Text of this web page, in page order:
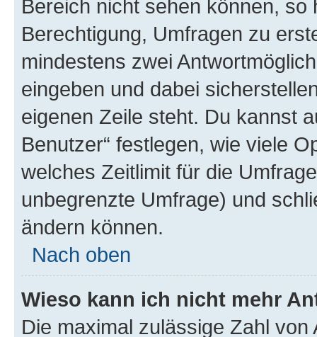
Bereich nicht sehen können,
Berechtigung, Umfragen zu
mindestens zwei
eingeben und dabei
eigenen Zeile steht. Du kannst
Benutzer“ festlegen, wie viele
welches Zeitlimit für die
unbegrenzte Umfrage) und
ändern können.
Nach oben
Wieso kann ich nicht mehr
Die maximal zulässige Zahl